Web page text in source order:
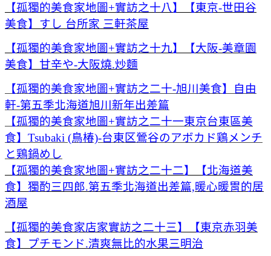
【孤獨的美食家地圖+實訪之十八】【東京-世田谷
美食】すし 台所家 三軒茶屋
【孤獨的美食家地圖+實訪之十九】【大阪-美章園
美食】甘辛や-大阪燒.炒麵
【孤獨的美食家地圖+實訪之二十-旭川美食】自由
軒-第五季北海道旭川新年出差篇
【孤獨的美食家地圖+實訪之二十一東京台東區美
食】Tsubaki (鳥椿)-台東区鶯谷のアボカド鶏メンチ
と鶏鍋めし
【孤獨的美食家地圖+實訪之二十二】【北海道美
食】獨酌三四郎.第五季北海道出差篇,暖心暖胃的居
酒屋
【孤獨的美食家店家實訪之二十三】【東京赤羽美
食】プチモンド.清爽無比的水果三明治